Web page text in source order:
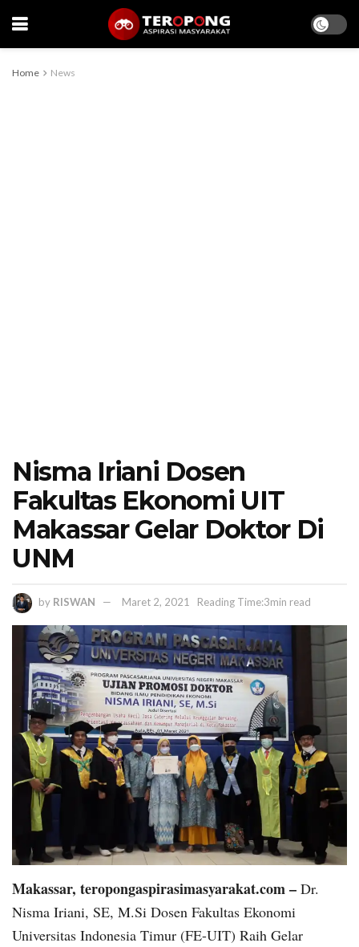
Home News
Nisma Iriani Dosen
Fakultas Ekonomi UIT
Makassar Gelar Doktor Di
UNM
by RISWAN Maret 2, 2021 Reading Time:3min read
Makassar, teropongaspirasimasyarakat.com – Dr.
Nisma Iriani, SE, M.Si Dosen Fakultas Ekonomi
Universitas Indonesia Timur (FE-UIT) Raih Gelar